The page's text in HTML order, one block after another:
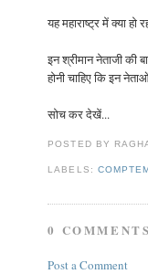
यह महाराष्ट्र में क्या
इन श्रीमान नेताजी की
होनी चाहिए कि इन
सोच कर देखें...
POSTED BY
LABELS:
0
Post a Comment